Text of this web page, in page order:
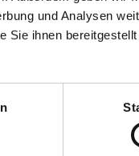
und Analysen
Sie ihnen